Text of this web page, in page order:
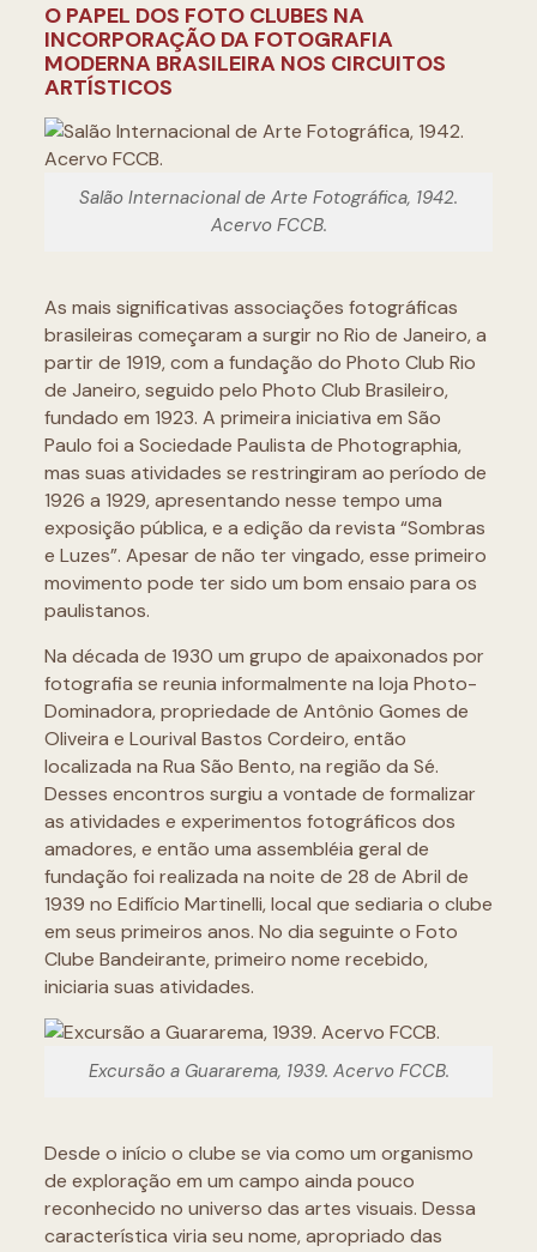
O PAPEL DOS FOTO CLUBES NA
INCORPORAÇÃO DA FOTOGRAFIA
MODERNA BRASILEIRA NOS CIRCUITOS
ARTÍSTICOS
Salão Internacional de Arte Fotográfica, 1942.
Acervo FCCB.
As mais significativas associações fotográficas
brasileiras começaram a surgir no Rio de Janeiro, a
partir de 1919, com a fundação do Photo Club Rio
de Janeiro, seguido pelo Photo Club Brasileiro,
fundado em 1923. A primeira iniciativa em São
Paulo foi a Sociedade Paulista de Photographia,
mas suas atividades se restringiram ao período de
1926 a 1929, apresentando nesse tempo uma
exposição pública, e a edição da revista “Sombras
e Luzes”. Apesar de não ter vingado, esse primeiro
movimento pode ter sido um bom ensaio para os
paulistanos.
Na década de 1930 um grupo de apaixonados por
fotografia se reunia informalmente na loja Photo-
Dominadora, propriedade de Antônio Gomes de
Oliveira e Lourival Bastos Cordeiro, então
localizada na Rua São Bento, na região da Sé.
Desses encontros surgiu a vontade de formalizar
as atividades e experimentos fotográficos dos
amadores, e então uma assembléia geral de
fundação foi realizada na noite de 28 de Abril de
1939 no Edifício Martinelli, local que sediaria o clube
em seus primeiros anos. No dia seguinte o Foto
Clube Bandeirante, primeiro nome recebido,
iniciaria suas atividades.
Excursão a Guararema, 1939. Acervo FCCB.
Desde o início o clube se via como um organismo
de exploração em um campo ainda pouco
reconhecido no universo das artes visuais. Dessa
característica viria seu nome, apropriado das